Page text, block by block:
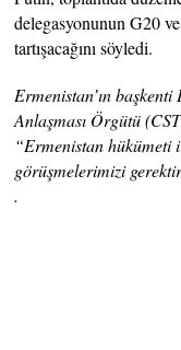
delegasyonunun G20 ve
tartışacağını söyledi.
Ermenistan’ın
Anlaşması Örgütü
“Ermenistan hükümeti
görüşmelerimizi
.